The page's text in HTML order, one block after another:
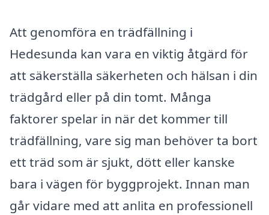
Att genomföra en trädfällning i
Hedesunda kan vara en viktig åtgärd för
att säkerställa säkerheten och hälsan i din
trädgård eller på din tomt. Många
faktorer spelar in när det kommer till
trädfällning, vare sig man behöver ta bort
ett träd som är sjukt, dött eller kanske
bara i vägen för byggprojekt. Innan man
går vidare med att anlita en professionell